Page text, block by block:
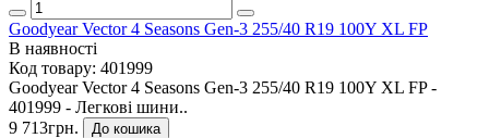
Goodyear Vector 4 Seasons Gen-3 255/40 R19 100Y XL FP
В наявності
Код товару: 401999
Goodyear Vector 4 Seasons Gen-3 255/40 R19 100Y XL FP -
401999 - Легкові шини..
9 713грн.
До кошика